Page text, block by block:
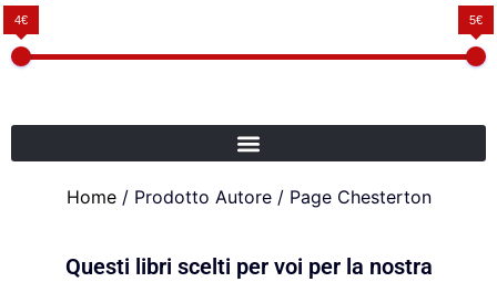
4€ 5€
Home/ Prodotto Autore / Page Chesterton
Questi libri scelti per voi per la nostra